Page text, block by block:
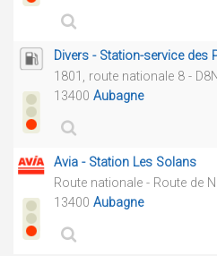
Divers - Station-service des
1801, route nationale 8 - D8N
13400 Aubagne
Avia - Station Les Solans
Route nationale - Route de
13400 Aubagne